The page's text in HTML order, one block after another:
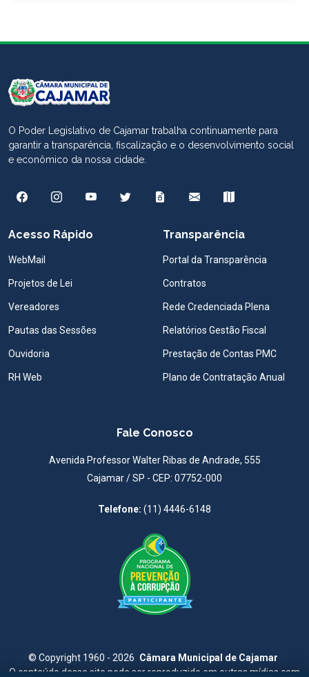
O Poder Legislativo de Cajamar trabalha continuamente para
garantir a transparência, fiscalização e o desenvolvimento social
e econômico da nossa cidade.
Acesso Rápido
WebMail
Projetos de Lei
Vereadores
Pautas das Sessões
Ouvidoria
RH Web
Transparência
Portal da Transparência
Contratos
Rede Credenciada Plena
Relatórios Gestão Fiscal
Prestação de Contas PMC
Plano de Contratação Anual
Fale Conosco
Avenida Professor Walter Ribas de Andrade, 555
Cajamar / SP - CEP: 07752-000
Telefone: (11) 4446-6148
© Copyright 1960 - 2026 Câmara Municipal de Cajamar
O conteúdo desse site pode ser reproduzido em outras mídias com